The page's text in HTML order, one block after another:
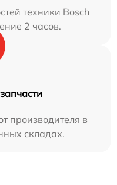
техники Bosch
2 часов.
производителя в
складах.